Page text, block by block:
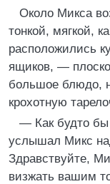
Около Микса
тонкой, мягкой,
расположились
ящиков, —
большое блюдо,
крохотную
— Как будто бы
услышал Микс
Здравствуйте,
визжать вашим